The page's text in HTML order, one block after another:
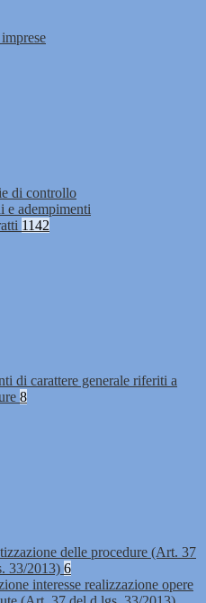
di controllo
e adempimenti
1142
di carattere generale riferiti a
8
delle procedure (Art. 37
33/2013) 6
interesse realizzazione opere